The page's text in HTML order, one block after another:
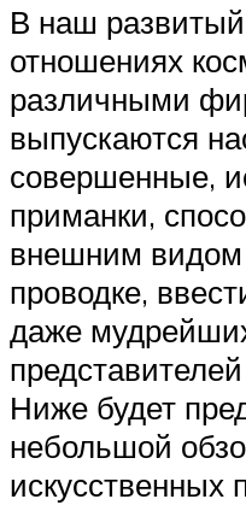
В наш
отношениях
различными
выпускаются
совершенные,
приманки,
внешним
проводке,
даже
Ниже будет
небольшой
искусственных